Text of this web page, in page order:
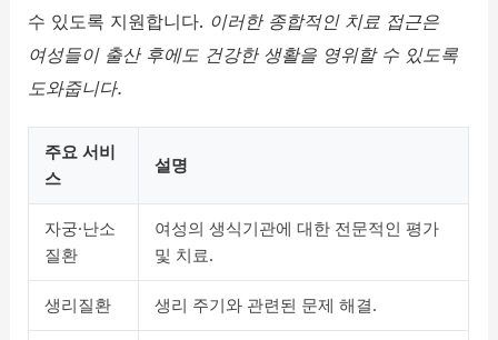
수 있도록 지원합니다. 이러한 종합적인 치료 접근은
여성들이 출산 후에도 건강한 생활을 영위할 수 있도록
도와줍니다.
주요 서비
스
설명
자궁·난소
질환
여성의 생식기관에 대한 전문적인 평가
및 치료.
생리질환 생리 주기와 관련된 문제 해결.